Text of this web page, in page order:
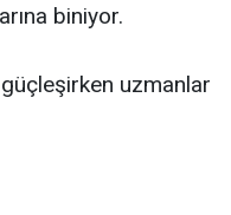
biniyor.
uzmanlar